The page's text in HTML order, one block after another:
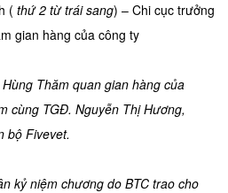
( thứ 2 từ trái sang) – Chi cục trưởng
gian hàng của công ty
Thăm quan gian hàng của
cùng TGĐ. Nguyễn Thị Hương,
bộ Fivevet.
kỷ niệm chương do BTC trao cho